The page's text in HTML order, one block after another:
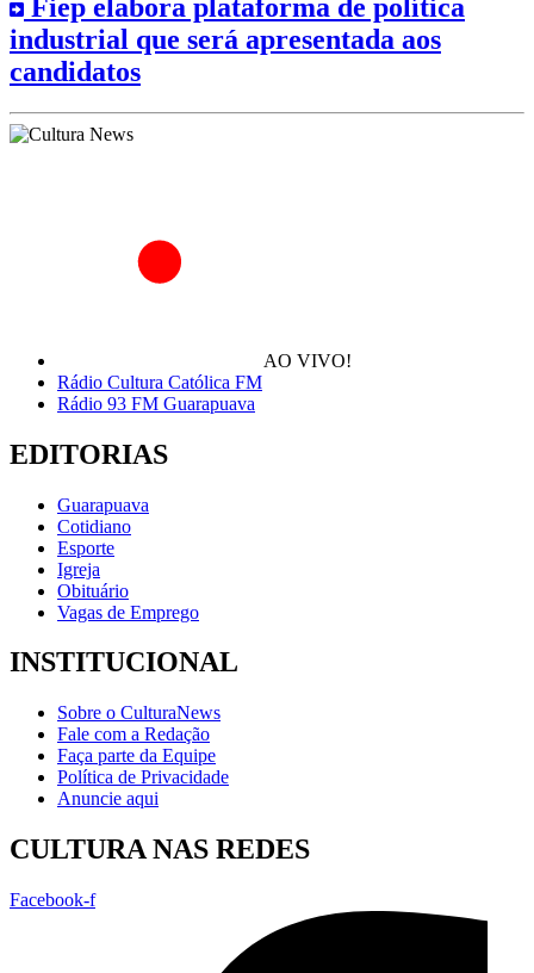
Fiep elabora plataforma de política
industrial que será apresentada aos
candidatos
AO VIVO!
Rádio Cultura Católica FM
Rádio 93 FM Guarapuava
EDITORIAS
Guarapuava
Cotidiano
Esporte
Igreja
Obituário
Vagas de Emprego
INSTITUCIONAL
Sobre o CulturaNews
Fale com a Redação
Faça parte da Equipe
Política de Privacidade
Anuncie aqui
CULTURA NAS REDES
Facebook-f